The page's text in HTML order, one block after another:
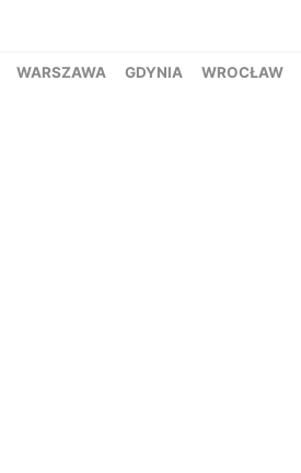
WARSZAWA GDYNIA WROCŁAW